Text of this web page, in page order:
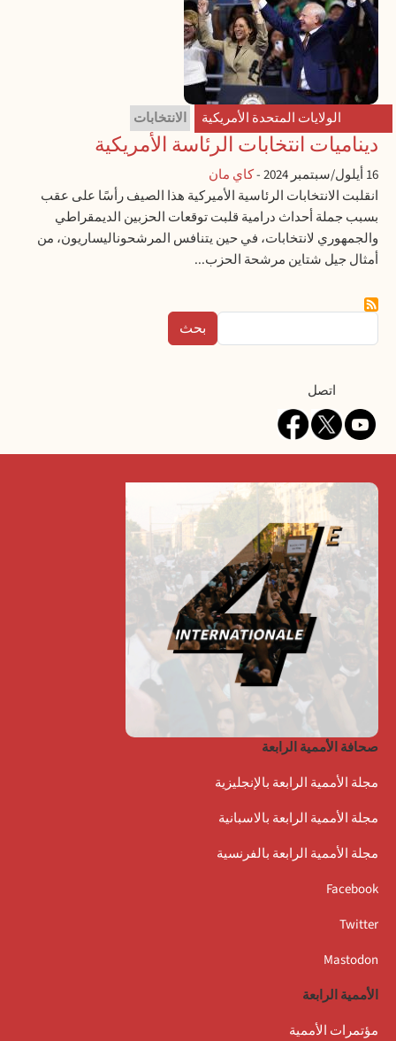
الولايات المتحدة الأمريكية الانتخابات
ديناميات انتخابات الرئاسة الأمريكية
16 أيلول/سبتمبر 2024 -كاي مان
انقلبت الانتخابات الرئاسية الأميركية هذا الصيف رأسًا على عقب
بسبب جملة أحداث درامية قلبت توقعات الحزبين الديمقراطي
والجمهوري لانتخابات، في حين يتنافس المرشحوناليساريون، من
أمثال جيل شتاين مرشحة الحزب...
Contactاتصل
صحافة الأممية الرابعة
مجلة الأممية الرابعة بالإنجليزية
مجلة الأممية الرابعة بالاسبانية
مجلة الأممية الرابعة بالفرنسية
Facebook
Twitter
Mastodon
الأممية الرابعة
مؤتمرات الأممية